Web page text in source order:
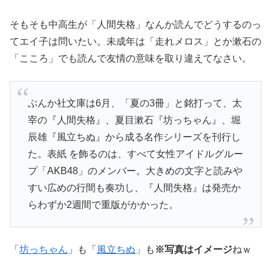
そもそも中高生が「人間失格」なんか読んでどうするのっ
てエイ子は問いたい。未成年は「走れメロス」とか漱石の
「こころ」でも読んで友情の意味を取り違えてなさい。
ぶんか社文庫は6月、「夏の3冊」と銘打って、太
宰の『人間失格』、夏目漱石『坊っちゃん』、堀
辰雄『風立ちぬ』から成る名作シリーズを刊行し
た。表紙 を飾るのは、すべて女性アイドルグルー
プ「AKB48」のメンバー。大きめの文字と読みや
すい広めの行間も奏功し、『人間失格』は発売か
らわずか2週間で重版がかかった。
「 坊っちゃん 」も「 風立ちぬ 」も ※写真はイメージねｗ